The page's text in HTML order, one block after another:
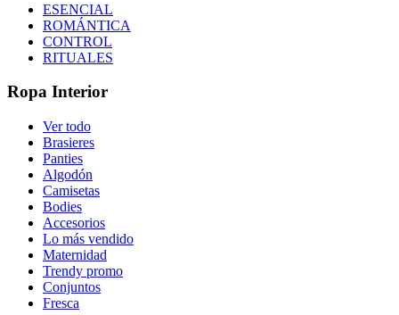
ESENCIAL
ROMÁNTICA
CONTROL
RITUALES
Ropa Interior
Ver todo
Brasieres
Panties
Algodón
Camisetas
Bodies
Accesorios
Lo más vendido
Maternidad
Trendy promo
Conjuntos
Fresca